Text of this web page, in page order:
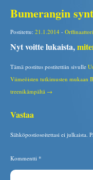
Bumerangin
Postitettu: 21.1.2014 - Orffinaattori
Nyt voitte lukaista,
Tämä postitus postitettiin sivulle
Viimeöisten tutkimusten mukaan
treenikämpältä →
Vastaa
Sähköpostiosoitettasi ei julkaista.
Kommentti *